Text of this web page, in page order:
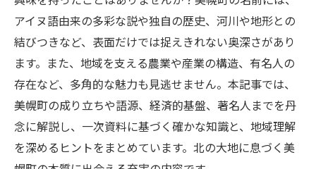
アイヌ語由来の多彩な説や独自の歴史、河川や地形との
結びつきなど、表面だけでは捉えきれない奥深さがあり
ます。また、地域を支える農業や産業の構造、有名人の
存在など、多角的な魅力も見逃せません。本記事では、
美幌町の成り立ちや語源、経済的基盤、著名人までを丹
念に解説し、一次資料に基づく確かな知識と、地域理解
を深めるヒントをまとめています。北の大地に息づく美